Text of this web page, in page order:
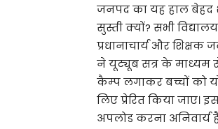
जनपद का यह हाल बेहद
सुस्ती क्यों? सभी
प्रधानाचार्य और
ने यूट्यूब सत्र के माध्यम
कैम्प लगाकर बच्चों को
लिए प्रेरित किया जाए।
अपलोड करना अनिवार्य